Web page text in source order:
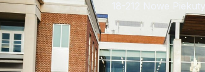
18-212 Nowe Piekuty